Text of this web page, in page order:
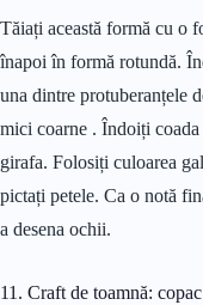
Tăiați această formă cu o
înapoi în formă rotundă.
una dintre protuberanțele
mici coarne . Îndoiți
girafa. Folosiți culoarea
pictați petele. Ca o notă
a desena ochii.
11. Craft de toamnă: